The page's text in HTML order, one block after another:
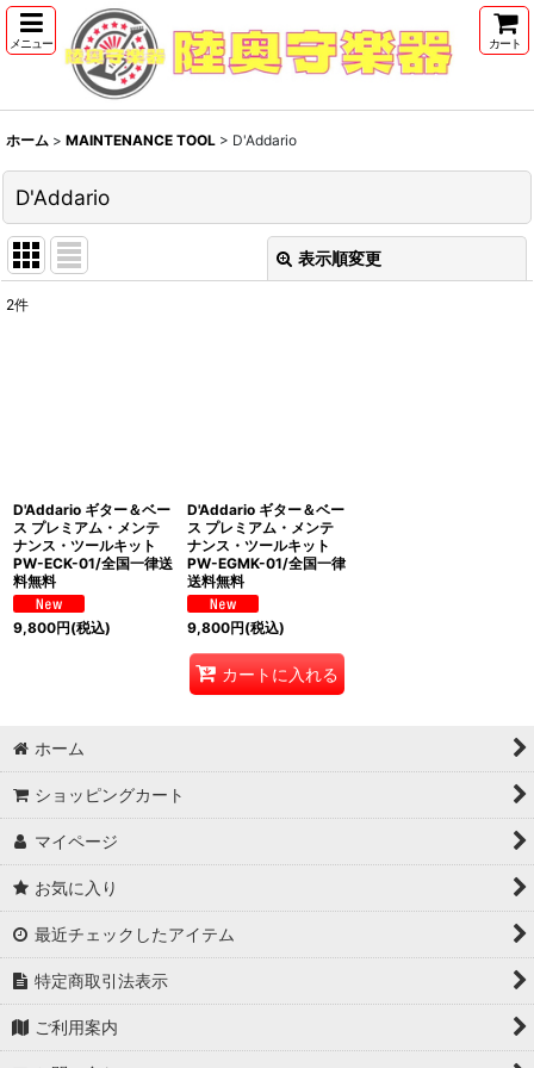
メニュー カート
ホーム > MAINTENANCE TOOL > D'Addario
D'Addario
表示順変更
2件
D'Addario ギター＆ベー
ス プレミアム・メンテ
ナンス・ツールキット
PW-ECK-01/全国一律送
料無料
9,800円(税込)
D'Addario ギター＆ベー
ス プレミアム・メンテ
ナンス・ツールキット
PW-EGMK-01/全国一律
送料無料
9,800円(税込)
カートに入れる
ホーム
ショッピングカート
マイページ
お気に入り
最近チェックしたアイテム
特定商取引法表示
ご利用案内